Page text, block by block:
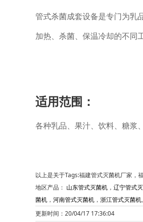
管式杀菌成套设备是专门为乳
加热、杀菌、保温冷却的不同
适用范围：
各种乳品、果汁、饮料、糖浆
以上是关于Tags:福建管式灭菌机厂家，
地区产品： 山东管式灭菌机 ， 辽宁管式
菌机 ， 河南管式灭菌机 ， 浙江管式灭菌机。
更新时间：20/04/17 17:36:04